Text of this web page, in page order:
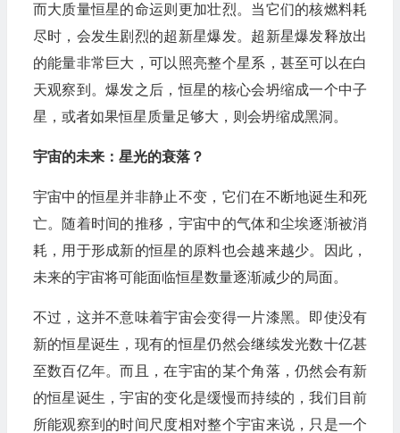
而大质量恒星的命运则更加壮烈。当它们的核燃料耗
尽时，会发生剧烈的超新星爆发。超新星爆发释放出
的能量非常巨大，可以照亮整个星系，甚至可以在白
天观察到。爆发之后，恒星的核心会坍缩成一个中子
星，或者如果恒星质量足够大，则会坍缩成黑洞。
宇宙的未来：星光的衰落？
宇宙中的恒星并非静止不变，它们在不断地诞生和死
亡。随着时间的推移，宇宙中的气体和尘埃逐渐被消
耗，用于形成新的恒星的原料也会越来越少。因此，
未来的宇宙将可能面临恒星数量逐渐减少的局面。
不过，这并不意味着宇宙会变得一片漆黑。即使没有
新的恒星诞生，现有的恒星仍然会继续发光数十亿甚
至数百亿年。而且，在宇宙的某个角落，仍然会有新
的恒星诞生，宇宙的变化是缓慢而持续的，我们目前
所能观察到的时间尺度相对整个宇宙来说，只是一个